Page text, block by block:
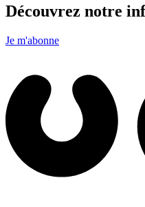
Découvrez notre
Je m'abonne